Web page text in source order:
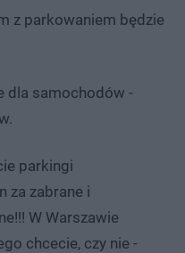
z parkowaniem będzie
dla samochodów -
parkingi
za zabrane i
W Warszawie
chcecie, czy nie -